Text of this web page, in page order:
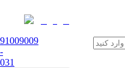
91009009
-
031